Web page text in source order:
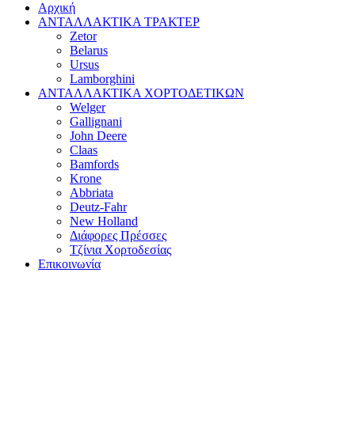
Αρχική
ΑΝΤΑΛΛΑΚΤΙΚΑ ΤΡΑΚΤΕΡ
Zetor
Belarus
Ursus
Lamborghini
ΑΝΤΑΛΛΑΚΤΙΚΑ ΧΟΡΤΟΔΕΤΙΚΩΝ
Welger
Gallignani
John Deere
Claas
Bamfords
Krone
Abbriata
Deutz-Fahr
New Holland
Διάφορες Πρέσσες
Τζίνια Χορτοδεσίας
Επικοινωνία